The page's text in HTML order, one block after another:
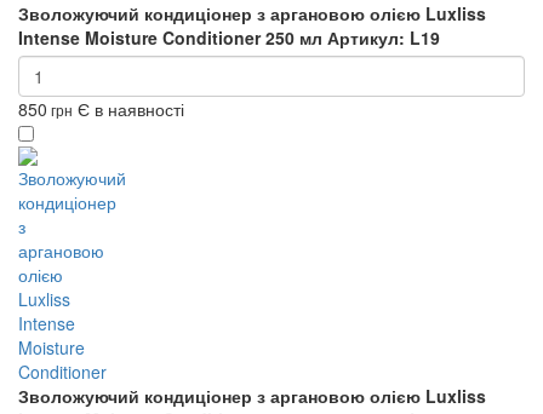
Зволожуючий кондиціонер з аргановою олією Luxliss
Intense Moisture Conditioner 250 мл Артикул: L19
850 грн Є в наявності
Зволожуючий кондиціонер з аргановою олією Luxliss